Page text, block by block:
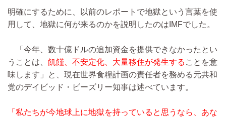
明確にするために、以前のレポートで地獄という言葉を使
用して、地獄に何が来るのかを説明したのはIMFでした。
「今年、数十億ドルの追加資金を提供できなかったとい
うことは、 飢饉、不安定化、大量移住が発生する ことを意
味します」と、現在世界食糧計画の責任者を務める元共和
党のデイビッド・ビーズリー知事は述べています。
「私たちが今地球上に地獄を持っていると思うなら、あな